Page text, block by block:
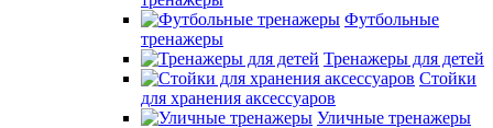
Футбольные
тренажеры
Тренажеры для детей
Стойки
для хранения аксессуаров
Уличные тренажеры